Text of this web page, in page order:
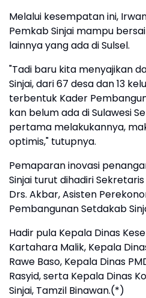
Melalui kesempatan ini,
Pemkab Sinjai mampu
lainnya yang ada di Sulsel.
"Tadi baru kita menyajikan
Sinjai, dari 67 desa dan 13
terbentuk Kader
kan belum ada di Sulawesi
pertama melakukannya,
optimis," tutupnya.
Pemaparan inovasi
Sinjai turut dihadiri
Drs. Akbar, Asisten
Pembangunan Setdakab
Hadir pula Kepala Dinas
Kartahara Malik, Kepala
Rawe Baso, Kepala Dinas
Rasyid, serta Kepala Dinas
Sinjai, Tamzil Binawan.(*)